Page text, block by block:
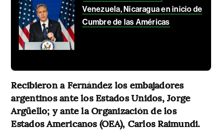
Venezuela, Nicaragua en inicio de
Cumbre de las Américas
Recibieron a Fernández los embajadores
argentinos ante los Estados Unidos, Jorge
Argüello; y ante la Organización de los
Estados Americanos (OEA), Carlos Raimundi.